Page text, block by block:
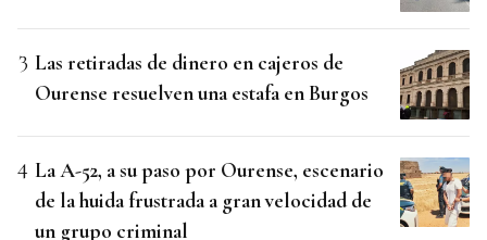
Las retiradas de dinero en cajeros de
Ourense resuelven una estafa en Burgos
La A-52, a su paso por Ourense, escenario
de la huida frustrada a gran velocidad de
un grupo criminal